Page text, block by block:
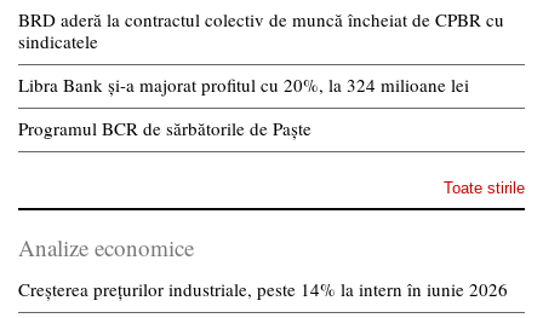
BRD aderă la contractul colectiv de muncă încheiat de CPBR cu
sindicatele
Libra Bank și-a majorat profitul cu 20%, la 324 milioane lei
Programul BCR de sărbătorile de Paște
Toate stirile
Analize economice
Creșterea prețurilor industriale, peste 14% la intern în iunie 2026